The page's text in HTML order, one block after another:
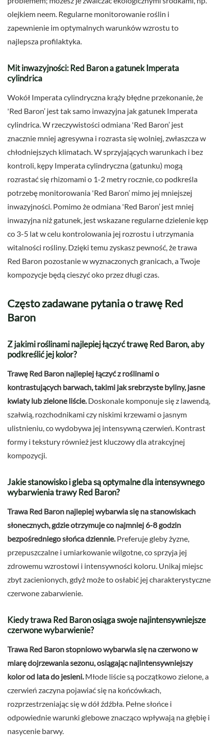
olejkiem neem. Regularne monitorowanie roślin i
zapewnienie im optymalnych warunków wzrostu to
najlepsza profilaktyka.
Mit inwazyjności: Red Baron a gatunek Imperata
cylindrica
Wokół Imperata cylindryczna krąży błędne przekonanie, że
'Red Baron’ jest tak samo inwazyjna jak gatunek Imperata
cylindrica. W rzeczywistości odmiana 'Red Baron’ jest
znacznie mniej agresywna i rozrasta się wolniej, zwłaszcza w
chłodniejszych klimatach. W sprzyjających warunkach i bez
kontroli, kępy Imperata cylindryczna (gatunku) mogą
rozrastać się rhizomami o 1-2 metry rocznie, co podkreśla
potrzebę monitorowania 'Red Baron’ mimo jej mniejszej
inwazyjności. Pomimo że odmiana 'Red Baron’ jest mniej
inwazyjna niż gatunek, jest wskazane regularne dzielenie kęp
co 3-5 lat w celu kontrolowania jej rozrostu i utrzymania
witalności rośliny. Dzięki temu zyskasz pewność, że trawa
Red Baron pozostanie w wyznaczonych granicach, a Twoje
kompozycje będą cieszyć oko przez długi czas.
Często zadawane pytania o trawę Red
Baron
Z jakimi roślinami najlepiej łączyć trawę Red Baron, aby
podkreślić jej kolor?
Trawę Red Baron najlepiej łączyć z roślinami o
kontrastujących barwach, takimi jak srebrzyste byliny, jasne
kwiaty lub zielone liście. Doskonale komponuje się z lawendą,
szałwią, rozchodnikami czy niskimi krzewami o jasnym
ulistnieniu, co wydobywa jej intensywną czerwień. Kontrast
formy i tekstury również jest kluczowy dla atrakcyjnej
kompozycji.
Jakie stanowisko i gleba są optymalne dla intensywnego
wybarwienia trawy Red Baron?
Trawa Red Baron najlepiej wybarwia się na stanowiskach
słonecznych, gdzie otrzymuje co najmniej 6-8 godzin
bezpośredniego słońca dziennie. Preferuje gleby żyzne,
przepuszczalne i umiarkowanie wilgotne, co sprzyja jej
zdrowemu wzrostowi i intensywności koloru. Unikaj miejsc
zbyt zacienionych, gdyż może to osłabić jej charakterystyczne
czerwone zabarwienie.
Kiedy trawa Red Baron osiąga swoje najintensywniejsze
czerwone wybarwienie?
Trawa Red Baron stopniowo wybarwia się na czerwono w
miarę dojrzewania sezonu, osiągając najintensywniejszy
kolor od lata do jesieni. Młode liście są początkowo zielone, a
czerwień zaczyna pojawiać się na końcówkach,
rozprzestrzeniając się w dół źdźbła. Pełne słońce i
odpowiednie warunki glebowe znacząco wpływają na głębię i
nasycenie barwy.